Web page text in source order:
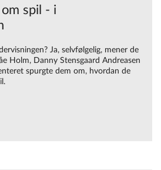
spil - i
Ja, selvfølgelig, mener de
Holm, Danny Stensgaard Andreasen
spurgte dem om, hvordan de